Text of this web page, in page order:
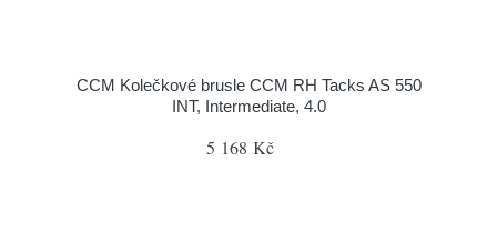
CCM Kolečkové brusle CCM RH Tacks AS 550
INT, Intermediate, 4.0
5 168 Kč